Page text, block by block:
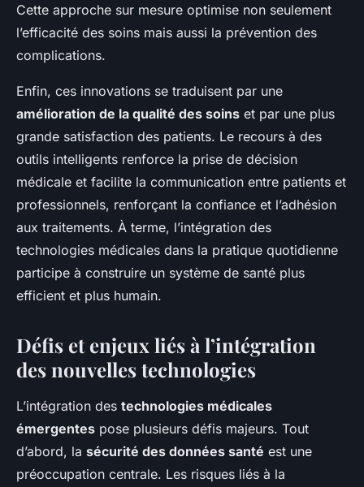
Cette approche sur mesure optimise non seulement
l’efficacité des soins mais aussi la prévention des
complications.
Enfin, ces innovations se traduisent par une
amélioration de la qualité des soins et par une plus
grande satisfaction des patients. Le recours à des
outils intelligents renforce la prise de décision
médicale et facilite la communication entre patients et
professionnels, renforçant la confiance et l’adhésion
aux traitements. À terme, l’intégration des
technologies médicales dans la pratique quotidienne
participe à construire un système de santé plus
efficient et plus humain.
Défis et enjeux liés à l’intégration
des nouvelles technologies
L’intégration des technologies médicales
émergentes pose plusieurs défis majeurs. Tout
d’abord, la sécurité des données santé est une
préoccupation centrale. Les risques liés à la